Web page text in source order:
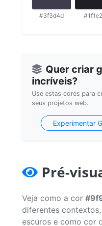
#3f3d4d
Quer criar
incríveis?
Use estas cores para
seus projetos web.
Experimentar
Pré-
Veja como a cor
diferentes
escuros e como cor